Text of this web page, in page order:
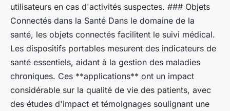
utilisateurs en cas d'activités suspectes. ### Objets
Connectés dans la Santé Dans le domaine de la
santé, les objets connectés facilitent le suivi médical.
Les dispositifs portables mesurent des indicateurs de
santé essentiels, aidant à la gestion des maladies
chroniques. Ces **applications** ont un impact
considérable sur la qualité de vie des patients, avec
des études d'impact et témoignages soulignant une